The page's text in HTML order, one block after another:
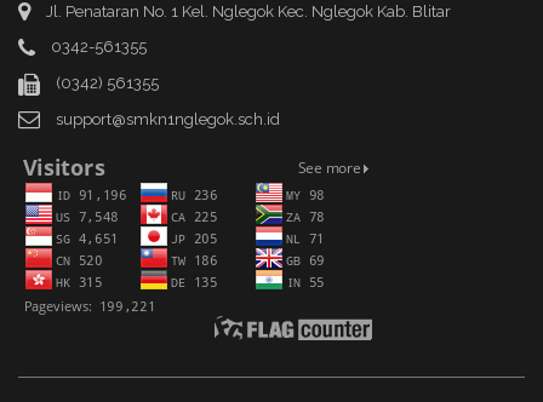
Jl. Penataran No. 1 Kel. Nglegok Kec. Nglegok Kab. Blitar
0342-561355
(0342) 561355
support@smkn1nglegok.sch.id